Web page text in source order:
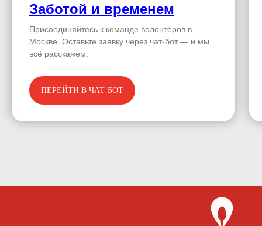
Заботой и временем
Присоединяйтесь к команде волонтёров в
Москве. Оставьте заявку через чат-бот — и мы
всё расскажем.
ПЕРЕЙТИ В ЧАТ-БОТ